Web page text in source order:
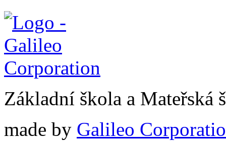
Základní škola a
made by Galileo